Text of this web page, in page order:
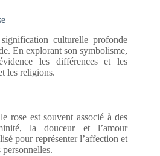
culturelle profonde
En explorant son symbolisme,
les différences et les
les religions.
rose est souvent associé à des
la douceur et l’amour
pour représenter l’affection et
personnelles.